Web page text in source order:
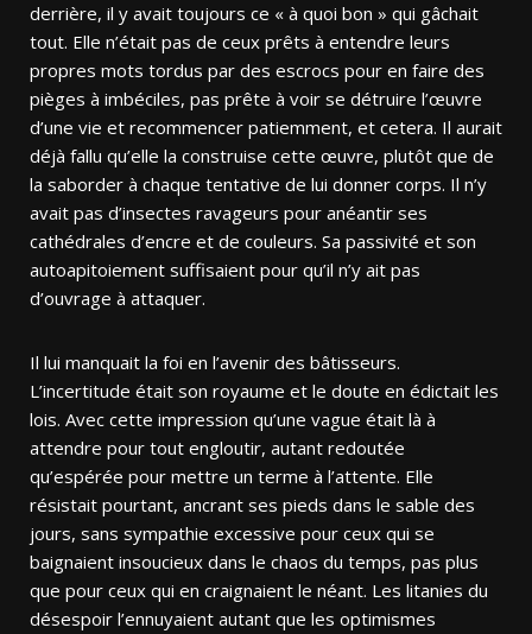
derrière, il y avait toujours ce « à quoi bon » qui gâchait
tout. Elle n’était pas de ceux prêts à entendre leurs
propres mots tordus par des escrocs pour en faire des
pièges à imbéciles, pas prête à voir se détruire l’œuvre
d’une vie et recommencer patiemment, et cetera. Il aurait
déjà fallu qu’elle la construise cette œuvre, plutôt que de
la saborder à chaque tentative de lui donner corps. Il n’y
avait pas d’insectes ravageurs pour anéantir ses
cathédrales d’encre et de couleurs. Sa passivité et son
autoapitoiement suffisaient pour qu’il n’y ait pas
d’ouvrage à attaquer.
Il lui manquait la foi en l’avenir des bâtisseurs.
L’incertitude était son royaume et le doute en édictait les
lois. Avec cette impression qu’une vague était là à
attendre pour tout engloutir, autant redoutée
qu’espérée pour mettre un terme à l’attente. Elle
résistait pourtant, ancrant ses pieds dans le sable des
jours, sans sympathie excessive pour ceux qui se
baignaient insoucieux dans le chaos du temps, pas plus
que pour ceux qui en craignaient le néant. Les litanies du
désespoir l’ennuyaient autant que les optimismes